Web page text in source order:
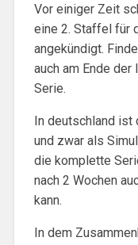
Vor einiger Zeit
eine 2. Staffel für
angekündigt.
auch am Ende
Serie.
In deutschland ist
und zwar als
die komplette
nach 2 Wochen
kann.
In dem